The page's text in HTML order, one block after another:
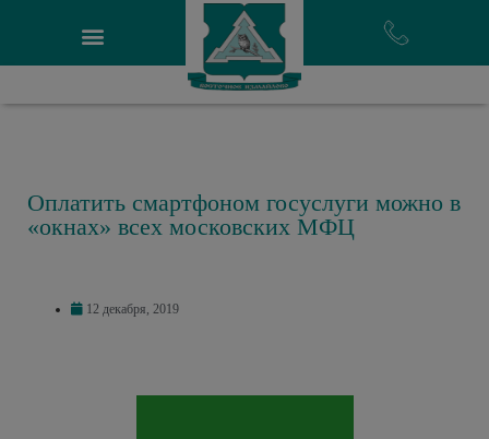
Оплатить смартфоном госуслуги можно в
«окнах» всех московских МФЦ
12 декабря, 2019